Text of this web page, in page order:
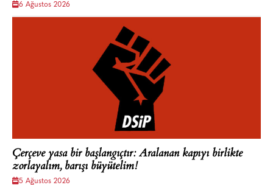
6 Ağustos 2026
Çerçeve yasa bir başlangıçtır: Aralanan kapıyı birlikte
zorlayalım, barışı büyütelim!
5 Ağustos 2026